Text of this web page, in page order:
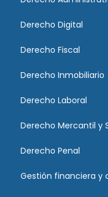
Derecho Digital
Derecho Fiscal
Derecho Inmobiliario
Derecho Laboral
Derecho Mercantil y
Derecho Penal
Gestión financiera y